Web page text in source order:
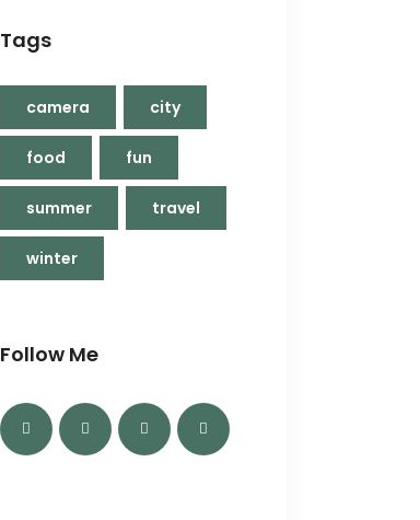
Tags
camera city
food fun
summer travel
winter
Follow Me